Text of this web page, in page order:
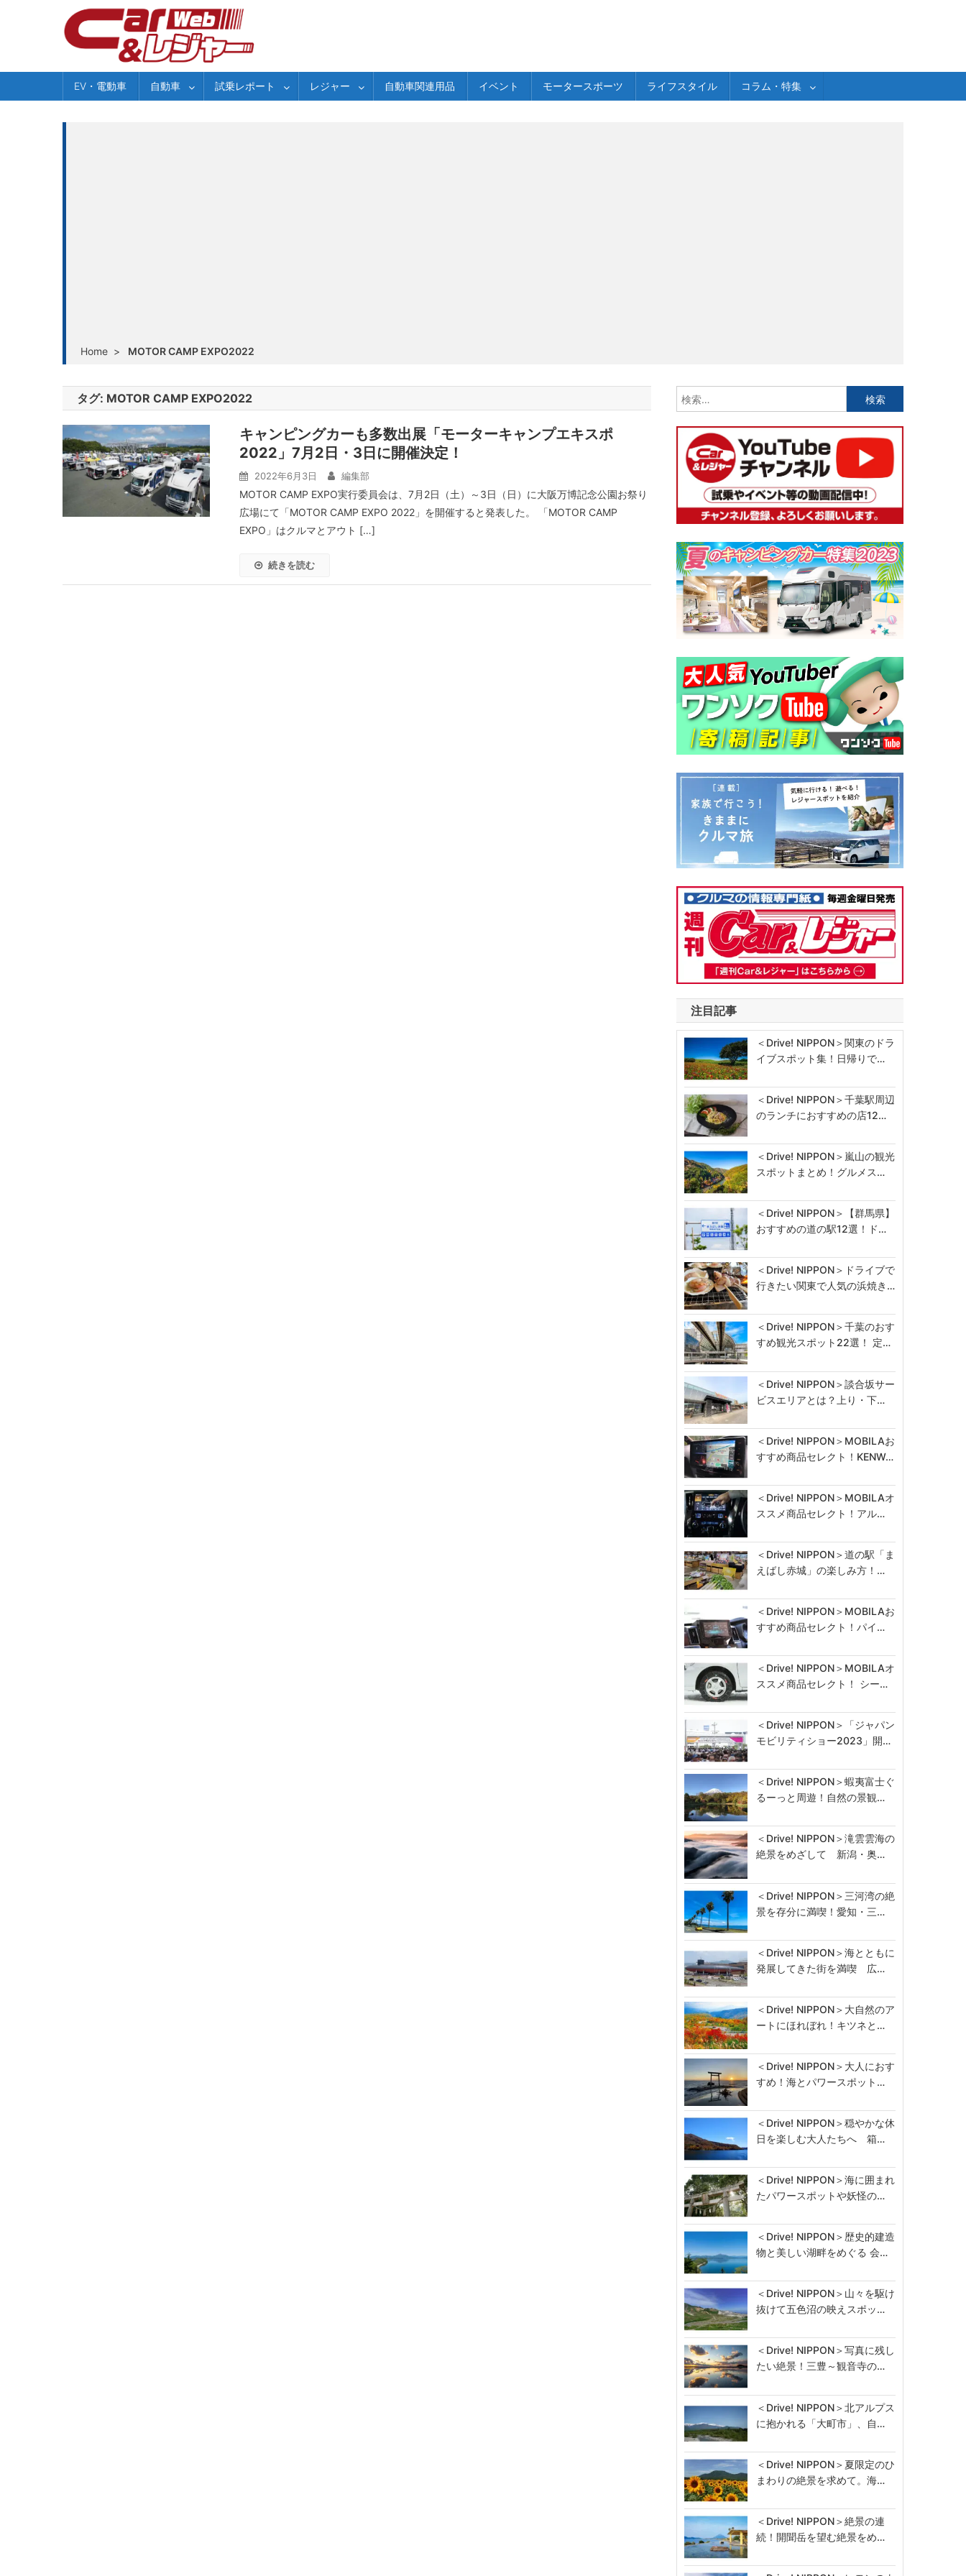
EV・電動車 自動車 試乗レポート レジャー 自動車関連用品 イベント モータースポーツ ライフスタイル コラム・特集
Home > MOTOR CAMP EXPO2022
タグ: MOTOR CAMP EXPO2022
キャンピングカーも多数出展「モーターキャンプエキスポ
2022」7月2日・3日に開催決定！
2022年6月3日 編集部
MOTOR CAMP EXPO実行委員会は、7月2日（土）～3日（日）に大阪万博記念公園お祭り
広場にて「MOTOR CAMP EXPO 2022」を開催すると発表した。 「MOTOR CAMP
EXPO」はクルマとアウト […]
続きを読む
索:
注目記事
＜Drive! NIPPON＞関東のドラ
イブスポット集！日帰りで…
＜Drive! NIPPON＞千葉駅周辺
のランチにおすすめの店12…
＜Drive! NIPPON＞嵐山の観光
スポットまとめ！グルメス…
＜Drive! NIPPON＞【群馬県】
おすすめの道の駅12選！ド…
＜Drive! NIPPON＞ドライブで
行きたい関東で人気の浜焼き…
＜Drive! NIPPON＞千葉のおす
すめ観光スポット22選！ 定…
＜Drive! NIPPON＞談合坂サー
ビスエリアとは？上り・下…
＜Drive! NIPPON＞MOBILAお
すすめ商品セレクト！KENW…
＜Drive! NIPPON＞MOBILAオ
ススメ商品セレクト！アル…
＜Drive! NIPPON＞道の駅「ま
えばし赤城」の楽しみ方！…
＜Drive! NIPPON＞MOBILAお
すすめ商品セレクト！パイ…
＜Drive! NIPPON＞MOBILAオ
ススメ商品セレクト！ シー…
＜Drive! NIPPON＞「ジャパン
モビリティショー2023」開…
＜Drive! NIPPON＞蝦夷富士ぐ
るーっと周遊！自然の景観…
＜Drive! NIPPON＞滝雲雲海の
絶景をめざして 新潟・奥…
＜Drive! NIPPON＞三河湾の絶
景を存分に満喫！愛知・三…
＜Drive! NIPPON＞海とともに
発展してきた街を満喫 広…
＜Drive! NIPPON＞大自然のア
ートにほれぼれ！キツネと…
＜Drive! NIPPON＞大人におす
すめ！海とパワースポット…
＜Drive! NIPPON＞穏やかな休
日を楽しむ大人たちへ 箱…
＜Drive! NIPPON＞海に囲まれ
たパワースポットや妖怪の…
＜Drive! NIPPON＞歴史的建造
物と美しい湖畔をめぐる 会…
＜Drive! NIPPON＞山々を駆け
抜けて五色沼の映えスポッ…
＜Drive! NIPPON＞写真に残し
たい絶景！三豊～観音寺の…
＜Drive! NIPPON＞北アルプス
に抱かれる「大町市」、自…
＜Drive! NIPPON＞夏限定のひ
まわりの絶景を求めて。海…
＜Drive! NIPPON＞絶景の連
続！開聞岳を望む絶景をめ…